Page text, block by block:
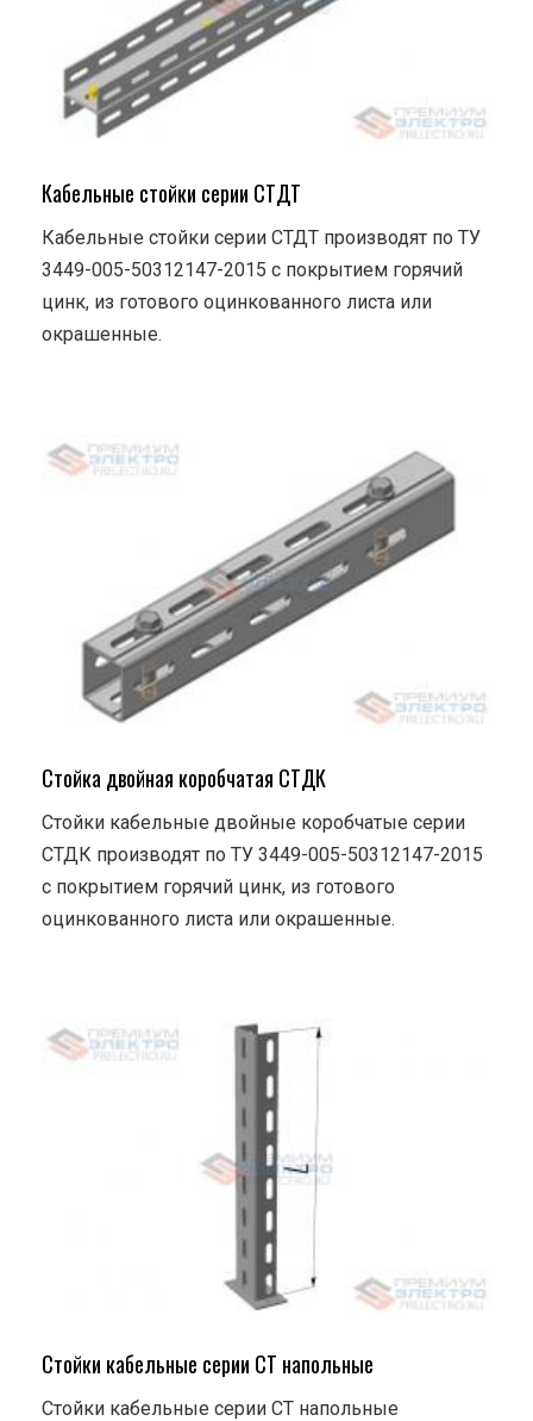
Кабельные стойки серии СТДТ
Кабельные стойки серии СТДТ производят по ТУ
3449-005-50312147-2015 с покрытием горячий
цинк, из готового оцинкованного листа или
окрашенные.
Стойка двойная коробчатая СТДК
Стойки кабельные двойные коробчатые серии
СТДК производят по ТУ 3449-005-50312147-2015
с покрытием горячий цинк, из готового
оцинкованного листа или окрашенные.
Стойки кабельные серии СТ напольные
Стойки кабельные серии СТ напольные